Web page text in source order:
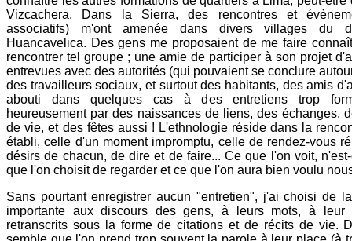
Vizcachera. Dans la Sierra, des rencontres et
associatifs) m'ont amenée dans divers villages du
Huancavelica. Des gens me proposaient de me faire
rencontrer tel groupe ; une amie de participer à son projet
entrevues avec des autorités (qui pouvaient se conclure
des travailleurs sociaux, et surtout des habitants, des amis
abouti dans quelques cas à des entretiens trop
heureusement par des naissances de liens, des échanges,
de vie, et des fêtes aussi ! L'ethnologie réside dans la
établi, celle d'un moment impromptu, celle de rendez-vous
désirs de chacun, de dire et de faire... Ce que l'on voit,
que l'on choisit de regarder et ce que l'on aura bien voulu
Sans pourtant enregistrer aucun "entretien", j'ai choisi de
importante aux discours des gens, à leurs mots, à
retranscrits sous la forme de citations et de récits de vie.